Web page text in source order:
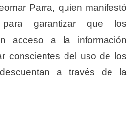
Parra, quien manifestó
garantizar que los
acceso a la información
conscientes del uso de los
a través de la